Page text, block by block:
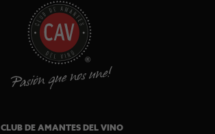
CLUB DE AMANTES DEL VINO